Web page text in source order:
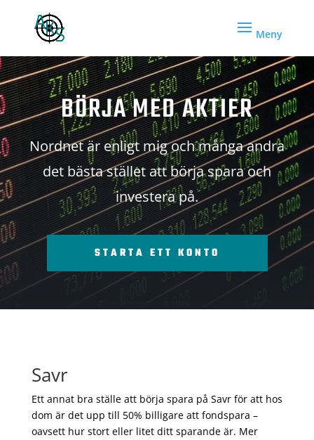
BÖRJA MED AKTIER
Nordnet är enligt mig och många andra
det bästa stället att börja spara och
investera på.
STARTA ETT KONTO
Savr
Ett annat bra ställe att börja spara på Savr för att hos
dom är det upp till 50% billigare att fondspara –
oavsett hur stort eller litet ditt sparande är. Mer